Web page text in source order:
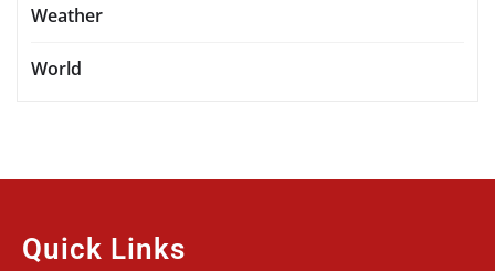
Weather
World
Quick Links